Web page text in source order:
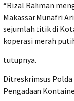
“Rizal Rahman
Makassar Munafri
sejumlah titik di
koperasi merah
tutupnya.
Ditreskrimsus Polda
Pengadaan